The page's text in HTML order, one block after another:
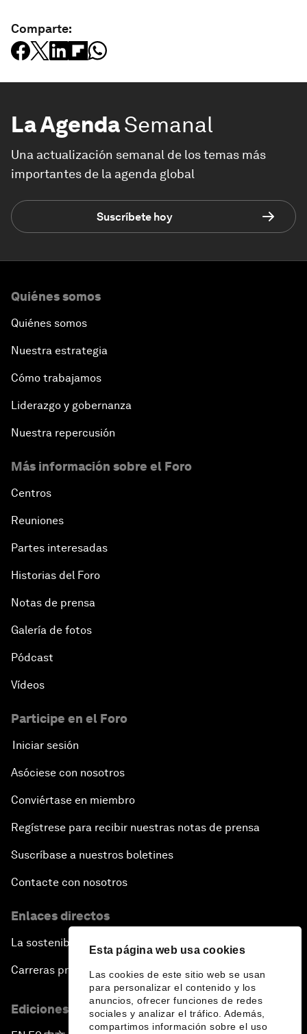
Esta página web usa cookies
Las cookies de este sitio web se usan
para personalizar el contenido y los
anuncios, ofrecer funciones de redes
sociales y analizar el tráfico. Además,
compartimos información sobre el uso
Comparte:
La AgendaSemanal
Una actualización semanal de los temas más
importantes de la agenda global
Suscríbete hoy
Quiénes somos
Quiénes somos
Nuestra estrategia
Cómo trabajamos
Liderazgo y gobernanza
Nuestra repercusión
Más información sobre el Foro
Centros
Reuniones
Partes interesadas
Historias del Foro
Notas de prensa
Galería de fotos
Pódcast
Vídeos
Participe en el Foro
Iniciar sesión
Asóciese con nosotros
Conviértase en miembro
Regístrese para recibir nuestras notas de prensa
Suscríbase a nuestros boletines
Contacte con nosotros
Enlaces directos
La sostenibilidad en el Foro
Carreras profesionales
Ediciones en otros idiomas